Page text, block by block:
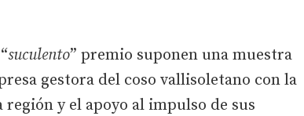
suculento” premio suponen una muestra
gestora del coso vallisoletano con la
y el apoyo al impulso de sus